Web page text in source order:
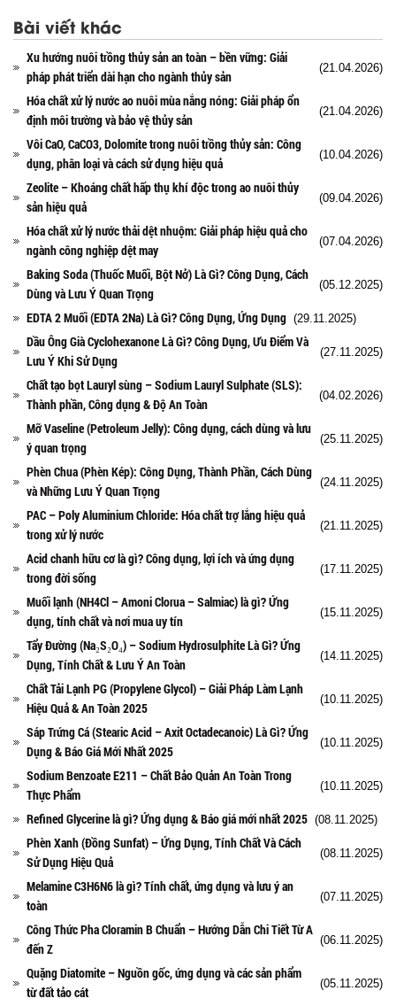
Bài viết khác
Xu hướng nuôi trồng thủy sản an toàn – bền vững: Giải
pháp phát triển dài hạn cho ngành thủy sản
(21.04.2026)
Hóa chất xử lý nước ao nuôi mùa nắng nóng: Giải pháp ổn
định môi trường và bảo vệ thủy sản
(21.04.2026)
Vôi CaO, CaCO3, Dolomite trong nuôi trồng thủy sản: Công
dụng, phân loại và cách sử dụng hiệu quả
(10.04.2026)
Zeolite – Khoáng chất hấp thụ khí độc trong ao nuôi thủy
sản hiệu quả
(09.04.2026)
Hóa chất xử lý nước thải dệt nhuộm: Giải pháp hiệu quả cho
ngành công nghiệp dệt may
(07.04.2026)
Baking Soda (Thuốc Muối, Bột Nở) Là Gì? Công Dụng, Cách
Dùng và Lưu Ý Quan Trọng
(05.12.2025)
EDTA 2 Muối (EDTA 2Na) Là Gì? Công Dụng, Ứng Dụng (29.11.2025)
Dầu Ông Già Cyclohexanone Là Gì? Công Dụng, Ưu Điểm Và
Lưu Ý Khi Sử Dụng
(27.11.2025)
Chất tạo bọt Lauryl sùng – Sodium Lauryl Sulphate (SLS):
Thành phần, Công dụng & Độ An Toàn
(04.02.2026)
Mỡ Vaseline (Petroleum Jelly): Công dụng, cách dùng và lưu
ý quan trọng
(25.11.2025)
Phèn Chua (Phèn Kép): Công Dụng, Thành Phần, Cách Dùng
và Những Lưu Ý Quan Trọng
(24.11.2025)
PAC – Poly Aluminium Chloride: Hóa chất trợ lắng hiệu quả
trong xử lý nước
(21.11.2025)
Acid chanh hữu cơ là gì? Công dụng, lợi ích và ứng dụng
trong đời sống
(17.11.2025)
Muối lạnh (NH4Cl – Amoni Clorua – Salmiac) là gì? Ứng
dụng, tính chất và nơi mua uy tín
(15.11.2025)
Tẩy Đường (Na₂S₂O₄) – Sodium Hydrosulphite Là Gì? Ứng
Dụng, Tính Chất & Lưu Ý An Toàn
(14.11.2025)
Chất Tải Lạnh PG (Propylene Glycol) – Giải Pháp Làm Lạnh
Hiệu Quả & An Toàn 2025
(10.11.2025)
Sáp Trứng Cá (Stearic Acid – Axit Octadecanoic) Là Gì? Ứng
Dụng & Báo Giá Mới Nhất 2025
(10.11.2025)
Sodium Benzoate E211 – Chất Bảo Quản An Toàn Trong
Thực Phẩm
(10.11.2025)
Refined Glycerine là gì? Ứng dụng & Báo giá mới nhất 2025 (08.11.2025)
Phèn Xanh (Đồng Sunfat) – Ứng Dụng, Tính Chất Và Cách
Sử Dụng Hiệu Quả
(08.11.2025)
Melamine C3H6N6 là gì? Tính chất, ứng dụng và lưu ý an
toàn
(07.11.2025)
Công Thức Pha Cloramin B Chuẩn – Hướng Dẫn Chi Tiết Từ A
đến Z
(06.11.2025)
Quặng Diatomite – Nguồn gốc, ứng dụng và các sản phẩm
từ đất tảo cát
(05.11.2025)